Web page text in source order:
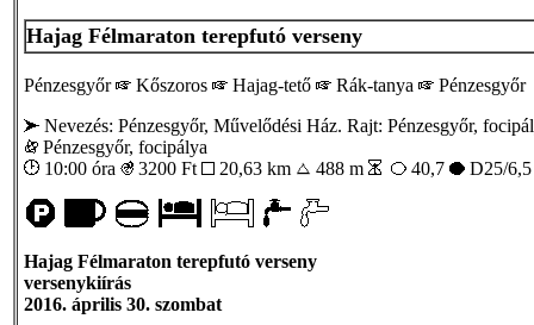
Hajag Félmaraton terepfutó verseny
Pénzesgyőr Kőszoros Hajag-tető Rák-tanya
Pénzesgyőr
Nevezés: Pénzesgyőr, Művelődési Ház. Rajt: Pénzesgyőr,
Pénzesgyőr, focipálya
10:00 óra
3200 Ft 20,63 km 488 m 40,7 D25/6,5
Hajag Félmaraton terepfutó verseny
versenykiírás
2016. április 30. szombat